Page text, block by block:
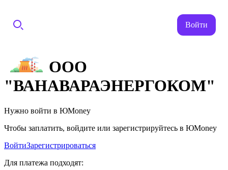
Войти
ООО
"ВАНАВАРАЭНЕРГОКОМ"
Нужно войти в ЮMoney
Чтобы заплатить, войдите или зарегистрируйтесь в ЮMoney
ВойтиЗарегистрироваться
Для платежа подходят: